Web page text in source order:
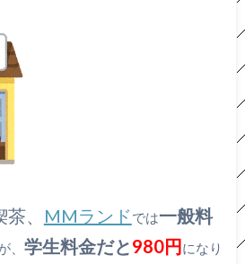
、 MMランドでは一般料
、 学生料金だと980円になり